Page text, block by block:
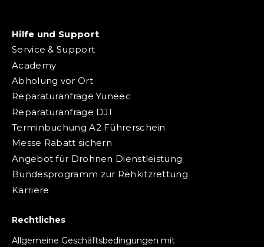
Hilfe und Support
Service & Support
Academy
Abholung vor Ort
Reparaturanfrage Yuneec
Reparaturanfrage DJI
Terminbuchung A2 Führerschein
Messe Rabatt sichern
Angebot für Drohnen Dienstleistung
Bundesprogramm zur Rehkitzrettung
Karriere
Rechtliches
Allgemeine Geschäftsbedingungen mit